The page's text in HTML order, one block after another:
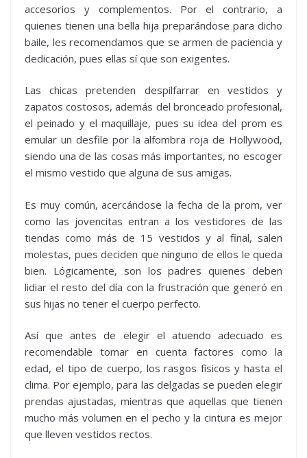
accesorios y complementos. Por el contrario, a
quienes tienen una bella hija preparándose para dicho
baile, les recomendamos que se armen de paciencia y
dedicación, pues ellas sí que son exigentes.
Las chicas pretenden despilfarrar en vestidos y
zapatos costosos, además del bronceado profesional,
el peinado y el maquillaje, pues su idea del prom es
emular un desfile por la alfombra roja de Hollywood,
siendo una de las cosas más importantes, no escoger
el mismo vestido que alguna de sus amigas.
Es muy común, acercándose la fecha de la prom, ver
como las jovencitas entran a los vestidores de las
tiendas como más de 15 vestidos y al final, salen
molestas, pues deciden que ninguno de ellos le queda
bien. Lógicamente, son los padres quienes deben
lidiar el resto del día con la frustración que generó en
sus hijas no tener el cuerpo perfecto.
Así que antes de elegir el atuendo adecuado es
recomendable tomar en cuenta factores como la
edad, el tipo de cuerpo, los rasgos físicos y hasta el
clima. Por ejemplo, para las delgadas se pueden elegir
prendas ajustadas, mientras que aquellas que tienen
mucho más volumen en el pecho y la cintura es mejor
que lleven vestidos rectos.